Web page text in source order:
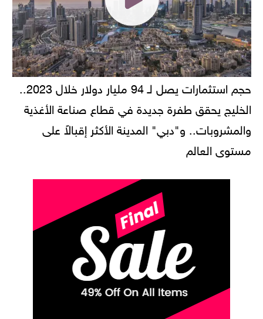
حجم استثمارات يصل لـ 94 مليار دولار خلال 2023..
الخليج يحقق طفرة جديدة في قطاع صناعة الأغذية
والمشروبات.. و"دبي" المدينة الأكثر إقبالاً على
مستوى العالم